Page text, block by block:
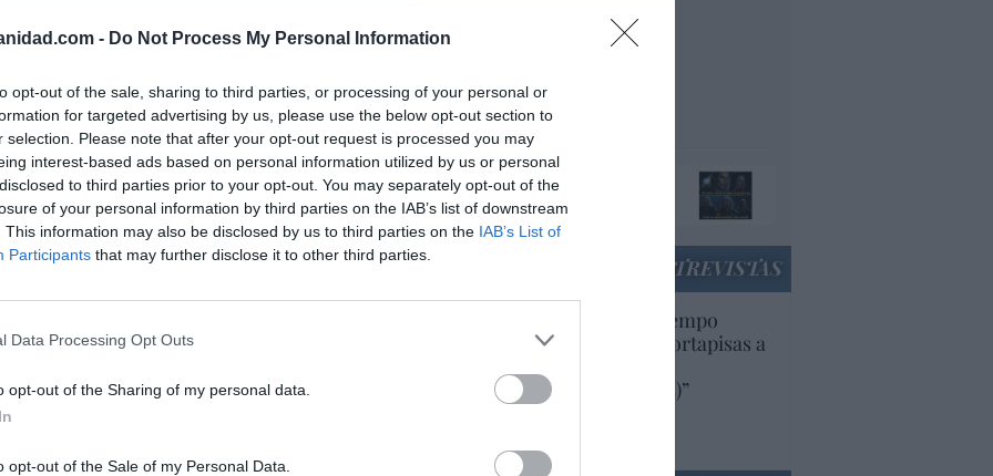
- Do Not Process My Personal Information
opt-out of the sale, sharing to third parties, or processing of your personal or
for targeted advertising by us, please use the below opt-out section to
selection. Please note that after your opt-out request is processed you may
interest-based ads based on personal information utilized by us or personal
to third parties prior to your opt-out. You may separately opt-out of the
of your personal information by third parties on the IAB’s list of downstream
This information may also be disclosed by us to third parties on the IAB’s List of
Participants that may further disclose it to other third parties.
Data Processing Opt Outs
opt-out of the Sharing of my personal data.
opt-out of the Sale of my Personal Data.
Situación límite: bronca en Reino
de deuda en el alero... y Enrique
la Presidencia
diplomados, que están
por la guerra"
Hispanidad
Cuando el orco llame a
tu puerta, ábresela
Redacción
ENTREVISTAS
“Europa lleva mucho tiempo
poniendo aranceles y cortapisas a
americanas (y europeas)”